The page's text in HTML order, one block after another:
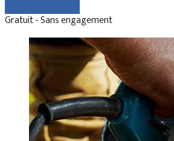
Gratuit - Sans engagement